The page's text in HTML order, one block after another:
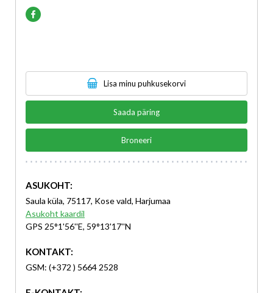
Lisa minu puhkusekorvi
Saada päring
Broneeri
ASUKOHT:
Saula küla, 75117, Kose vald, Harjumaa
Asukoht kaardil
GPS 25°1'56''E, 59°13'17''N
KONTAKT:
GSM: (+372 ) 5664 2528